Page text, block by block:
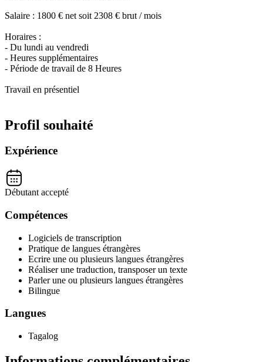
Salaire : 1800 € net soit 2308 € brut / mois
Horaires :
- Du lundi au vendredi
- Heures supplémentaires
- Période de travail de 8 Heures
Travail en présentiel
Profil souhaité
Expérience
Débutant accepté
Compétences
Logiciels de transcription
Pratique de langues étrangères
Ecrire une ou plusieurs langues étrangères
Réaliser une traduction, transposer un texte
Parler une ou plusieurs langues étrangères
Bilingue
Langues
Tagalog